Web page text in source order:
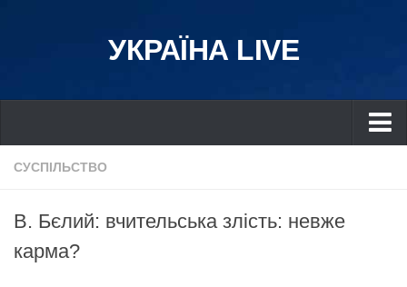
УКРАЇНА LIVE
Україна
Дніпро
Львів
СУСПІЛЬСТВО
В. Бєлий: вчительська злість: невже
карма?